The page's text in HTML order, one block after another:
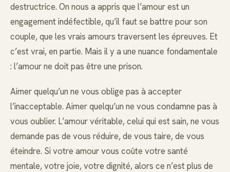
destructrice. On nous a appris que l’amour est un
engagement indéfectible, qu’il faut se battre pour son
couple, que les vrais amours traversent les épreuves. Et
c’est vrai, en partie. Mais il y a une nuance fondamentale
: l’amour ne doit pas être une prison.
Aimer quelqu’un ne vous oblige pas à accepter
l’inacceptable. Aimer quelqu’un ne vous condamne pas à
vous oublier. L’amour véritable, celui qui est sain, ne vous
demande pas de vous réduire, de vous taire, de vous
éteindre. Si votre amour vous coûte votre santé
mentale, votre joie, votre dignité, alors ce n’est plus de